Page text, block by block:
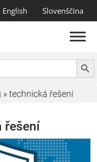
English Slovenščina
Search
»technická řešení
řešení